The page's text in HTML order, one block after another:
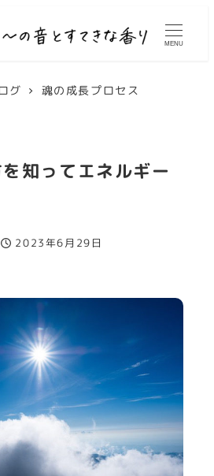
MENU
グ 魂の成長プロセス
知ってエネルギー
投稿日
2023年6月29日